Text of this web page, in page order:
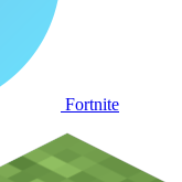
Fortnite